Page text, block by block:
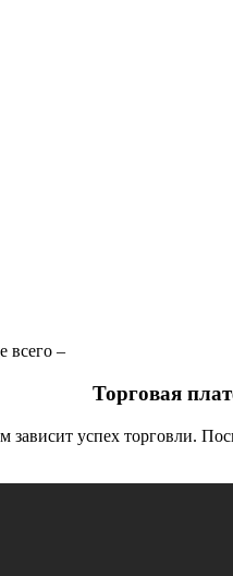
всего –
Торговая
зависит успех торговли.